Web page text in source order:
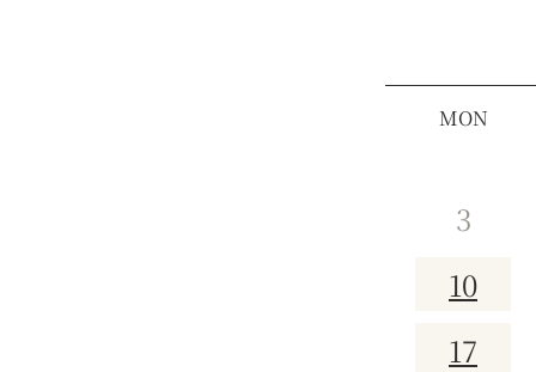
MON
3
10
17